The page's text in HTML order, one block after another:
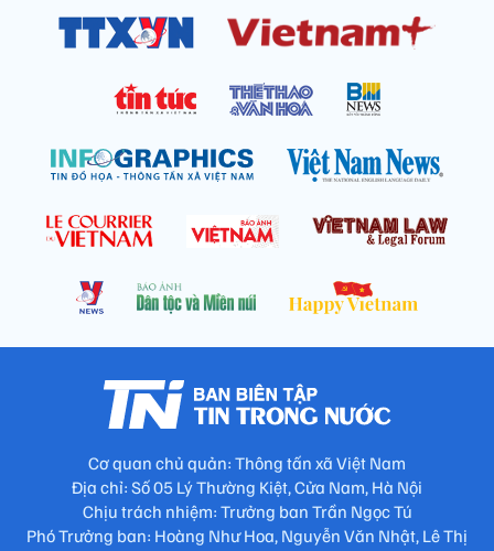
Cơ quan chủ quản: Thông tấn xã Việt Nam
Địa chỉ: Số 05 Lý Thường Kiệt, Cửa Nam, Hà Nội
Chịu trách nhiệm: Trưởng ban Trần Ngọc Tú
Phó Trưởng ban: Hoàng Như Hoa, Nguyễn Văn Nhật, Lê Thị